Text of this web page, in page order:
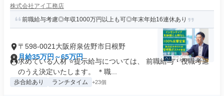
株式会社アイ工務店
前職給与考慮◎年収1000万円以上も可◎年末年始16連休あり
〒598-0021大阪府泉佐野市日根野
月給35万円～65万円
求めている人材 ⭐提示給与については、 前職給与・役職考慮
のうえ決定いたします。 ＊職...
歩合給あり ランチタイム +23個